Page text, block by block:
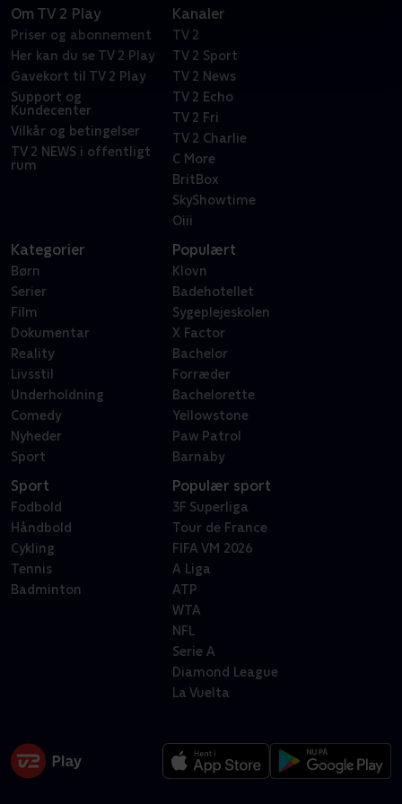
Om TV 2 Play
Priser og abonnement
Her kan du se TV 2 Play
Gavekort til TV 2 Play
Support og
Kundecenter
Vilkår og betingelser
TV 2 NEWS i offentligt
rum
Kanaler
TV 2
TV 2 Sport
TV 2 News
TV 2 Echo
TV 2 Fri
TV 2 Charlie
C More
BritBox
SkyShowtime
Oiii
Kategorier
Børn
Serier
Film
Dokumentar
Reality
Livsstil
Underholdning
Comedy
Nyheder
Sport
Populært
Klovn
Badehotellet
Sygeplejeskolen
X Factor
Bachelor
Forræder
Bachelorette
Yellowstone
Paw Patrol
Barnaby
Sport
Fodbold
Håndbold
Cykling
Tennis
Badminton
Populær sport
3F Superliga
Tour de France
FIFA VM 2026
A Liga
ATP
WTA
NFL
Serie A
Diamond League
La Vuelta